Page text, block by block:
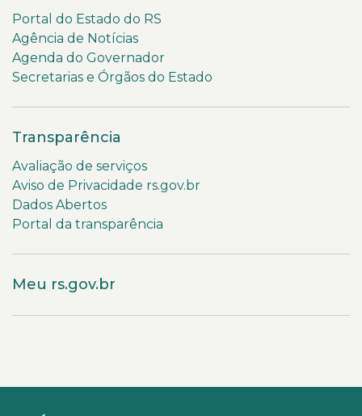
Portal do Estado do RS
Agência de Notícias
Agenda do Governador
Secretarias e Órgãos do Estado
Transparência
Avaliação de serviços
Aviso de Privacidade rs.gov.br
Dados Abertos
Portal da transparência
Meu rs.gov.br